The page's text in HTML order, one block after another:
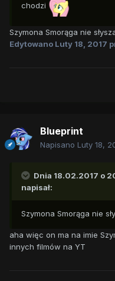
chodzi
Szymona Smorąga nie
Edytowano Luty 18, 2017
Blueprint
Napisano Luty 18,
Dnia 18.02.2017 o
napisał:
Szymona Smorąga nie
aha więc on ma na imie
innych filmów na YT